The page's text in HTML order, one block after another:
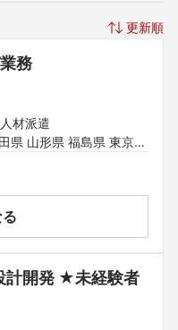
更新順
務
材派遣
県 山形県 福島県 東京都
川県 福井県 長野県 大
和歌山県 鳥取県 島根県
県 愛媛県 高知県 福岡県
県 鹿児島県
計開発 ★未経験者